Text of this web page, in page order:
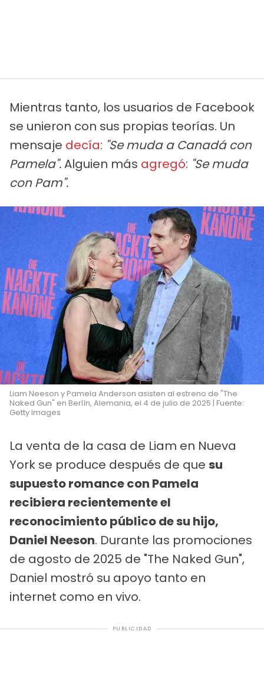
Mientras tanto, los usuarios de Facebook
se unieron con sus propias teorías. Un
mensaje decía: "Se muda a Canadá con
Pamela".Alguien más agregó: "Se muda
con Pam".
Liam Neeson y Pamela Anderson asisten al estreno de "The
Naked Gun" en Berlín, Alemania, el 4 de julio de 2025 | Fuente:
Getty Images
La venta de la casa de Liam en Nueva
York se produce después de que su
supuesto romance con Pamela
recibiera recientemente el
reconocimiento público de su hijo,
Daniel Neeson. Durante las promociones
de agosto de 2025 de "The Naked Gun",
Daniel mostró su apoyo tanto en
internet como en vivo.
PUBLICIDAD